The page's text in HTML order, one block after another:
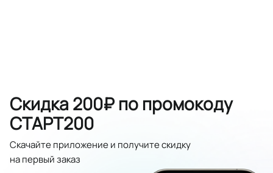
Скидка 200₽ по промокоду
СТАРТ200
Скачайте приложение и получите скидку
на первый заказ